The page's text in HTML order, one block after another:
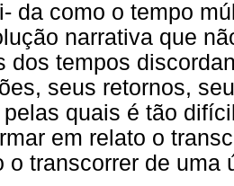
da como o tempo
narrativa que
dos tempos
seus retornos,
quais é tão
em relato o
o transcorrer de uma